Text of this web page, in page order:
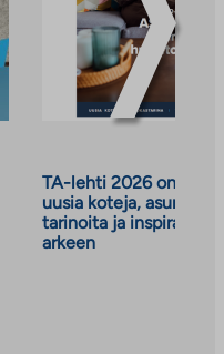
TA-lehti 2026 on
uusia koteja, asumisen
tarinoita ja
arkeen